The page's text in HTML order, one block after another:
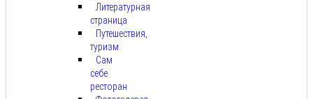
Литературная
страница
Путешествия,
туризм
Сам
себе
ресторан